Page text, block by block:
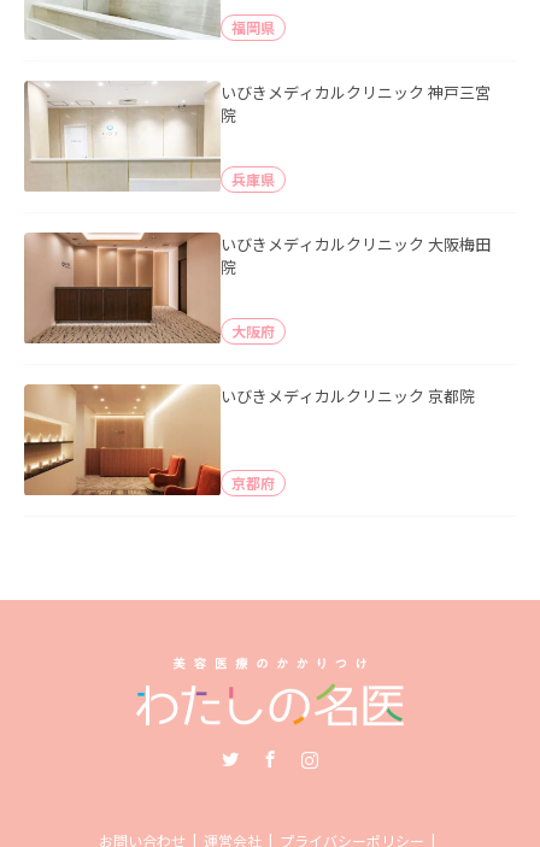
福岡県
いびきメディカルクリニック 神戸三宮
院
兵庫県
いびきメディカルクリニック 大阪梅田
院
大阪府
いびきメディカルクリニック 京都院
京都府
お問い合わせ 運営会社 プライバシーポリシー